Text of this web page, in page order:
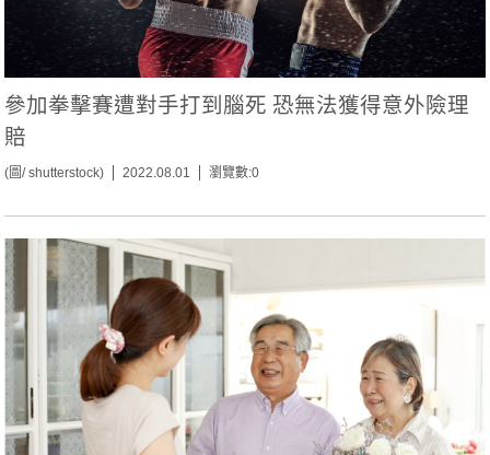
參加拳擊賽遭對手打到腦死 恐無法獲得意外險理
賠
(圖/ shutterstock) 2022.08.01 瀏覽數:0